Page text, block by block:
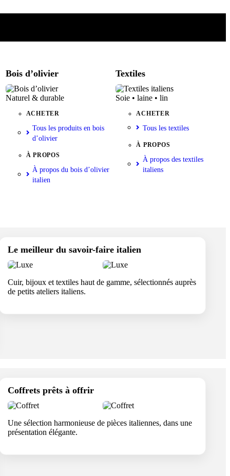
Bois d’olivier
Naturel & durable
ACHETER
Tous les produits en bois
d’olivier
À PROPOS
À propos du bois d’olivier
italien
Textiles
Soie • laine • lin
ACHETER
Tous les textiles
À PROPOS
À propos des textiles
italiens
Le meilleur du savoir-faire italien
Cuir, bijoux et textiles haut de gamme, sélectionnés auprès
de petits ateliers italiens.
Coffrets prêts à offrir
Une sélection harmonieuse de pièces italiennes, dans une
présentation élégante.